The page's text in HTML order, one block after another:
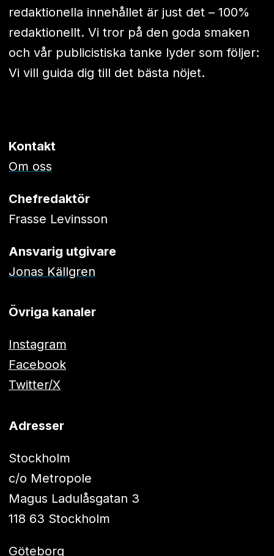
redaktionella innehållet är just det – 100%
redaktionellt. Vi tror på den goda smaken
och vår publicistiska tanke lyder som följer:
Vi vill guida dig till det bästa nöjet.
Kontakt
Om oss
Chefredaktör
Frasse Levinsson
Ansvarig utgivare
Jonas Källgren
Övriga kanaler
Instagram
Facebook
Twitter/X
Adresser
Stockholm
c/o Metropole
Magus Ladulåsgatan 3
118 63 Stockholm
Göteborg